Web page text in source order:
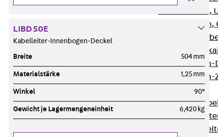
G Gitterbahn,
GI
GTD
GTDW
Gitterbahnen-
Kabelleitern
Zurück
LGG
LGGS
LIBD 50E
Kabelleiter-Innenbogen-Deckel
Breite 504 mm
Materialstärke 1,25 mm
Winkel 90°
Gewicht je Lagermengeneinheit 6,420 kg